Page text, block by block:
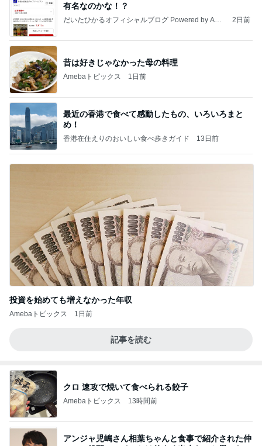
有名なのかな！？
だいたひかるオフィシャルブログ Powered by Ame
2日前
昔は好きじゃなかった母の料理
Amebaトピックス 1日前
最近の香港で食べて感動したもの、いろいろまと
め！
香港在住えりのおいしい食べ歩きガイド 13日前
投資を始めても増えなかった年収
Amebaトピックス 1日前
記事を読む
クロ 速攻で焼いて食べられる餃子
Amebaトピックス 13時間前
アンジャ児嶋さん相葉ちゃんと食事で紹介された仲